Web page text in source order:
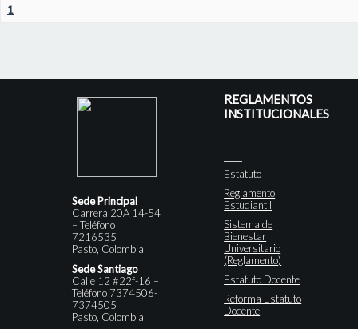
1
Sede Principal
Carrera 20A 14-54
– Teléfono
7216535
Pasto, Colombia
Sede Santiago
Calle 12 #22f-16 –
Teléfono 7374506-
7374505
Pasto, Colombia
REGLAMENTOS
INSTITUCIONALES
Estatuto
Reglamento
Estudiantil
Sistema de
Bienestar
Universitario
(Reglamento)
Estatuto Docente
Reforma Estatuto
Docente